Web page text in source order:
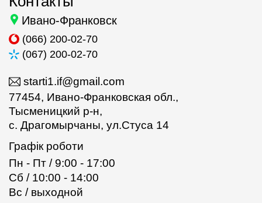
Ивано-Франковск
(066) 200-02-70
(067) 200-02-70
starti1.if@gmail.com
77454, Ивано-Франковская обл.,
Тысменицкий р-н,
с. Драгомырчаны, ул.Стуса 14
Графік роботи
Пн - Пт / 9:00 - 17:00
Сб / 10:00 - 14:00
Вс / выходной